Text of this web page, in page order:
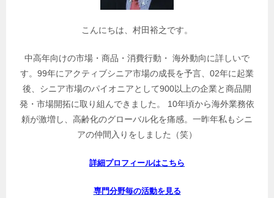
こんにちは、村田裕之です。
中高年向けの市場・商品・消費行動・ 海外動向に詳しいで
す。99年にアクティブシニア市場の成長を予言、02年に起業
後、シニア市場のパイオニアとして900以上の企業と商品開
発・市場開拓に取り組んできました。 10年頃から海外業務依
頼が激増し、高齢化のグローバル化を痛感。一昨年私もシニ
アの仲間入りをしました（笑）
詳細プロフィールはこちら
専門分野毎の活動を見る